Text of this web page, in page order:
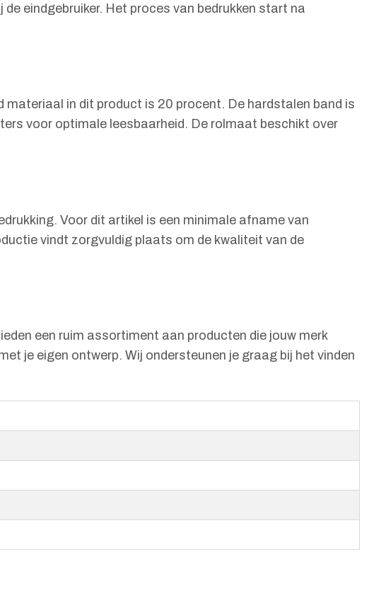
eindgebruiker. Het proces van bedrukken start na
in dit product is 20 procent. De hardstalen band is
voor optimale leesbaarheid. De rolmaat beschikt over
Voor dit artikel is een minimale afname van
vindt zorgvuldig plaats om de kwaliteit van de
een ruim assortiment aan producten die jouw merk
je eigen ontwerp. Wij ondersteunen je graag bij het vinden